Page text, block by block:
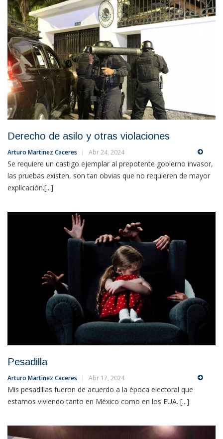
Derecho de asilo y otras violaciones
Arturo Martinez Caceres Abr 24, 2024
Se requiere un castigo ejemplar al prepotente gobierno invasor,
las pruebas existen, son tan obvias que no requieren de mayor
explicación.[...]
Pesadilla
Arturo Martinez Caceres Abr 17, 2024
Mis pesadillas fueron de acuerdo a la época electoral que
estamos viviendo tanto en México como en los EUA. [...]